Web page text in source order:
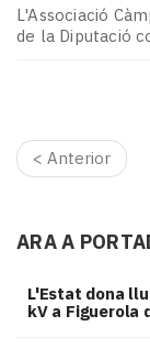
​L'Associació
de la Diputació
< Anterior
ARA A
L'Estat dona
kV a Figuerola